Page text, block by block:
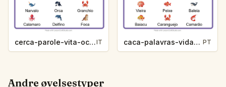
cerca-parole-vita-oceanica-875eIT caca-palavras-vida-marinha-7643 PT
Andre øvelsestyper